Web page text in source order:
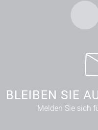
BLEIBEN SIE
Melden Sie sich